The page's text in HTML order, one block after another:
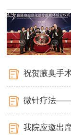
祝贺腋臭手
微针疗法——
我院应邀出